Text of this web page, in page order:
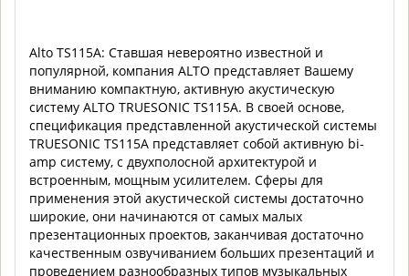
Alto TS115A: Ставшая невероятно известной и
популярной, компания ALTO представляет Вашему
вниманию компактную, активную акустическую
систему ALTO TRUESONIC TS115A. В своей основе,
спецификация представленной акустической системы
TRUESONIC TS115A представляет собой активную bi-
amp систему, с двухполосной архитектурой и
встроенным, мощным усилителем. Сферы для
применения этой акустической системы достаточно
широкие, они начинаются от самых малых
презентационных проектов, заканчивая достаточно
качественным озвучиванием больших презентаций и
проведением разнообразных типов музыкальных